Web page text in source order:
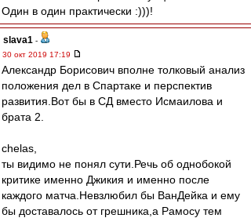
Один в один практически :)))!
slava1 -
30 окт 2019 17:19
Александр Борисович вполне толковый анализ
положения дел в Спартаке и перспектив
развития.Вот бы в СД вместо Исмаилова и
брата 2.
chelas,
ты видимо не понял сути.Речь об однобокой
критике именно Джикия и именно после
каждого матча.Невзлюбил бы ВанДейка и ему
бы доставалось от грешника,a Рамосу тем